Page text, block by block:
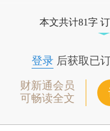
本文共计81字
登录后获取已
财新通会员
可畅读全文